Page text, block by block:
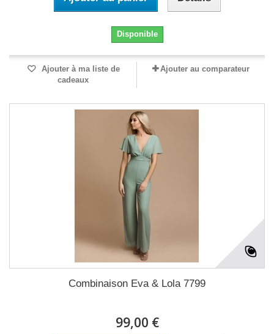
Disponible
Ajouter à ma liste de
cadeaux
Ajouter au comparateur
Combinaison Eva & Lola 7799
99,00 €